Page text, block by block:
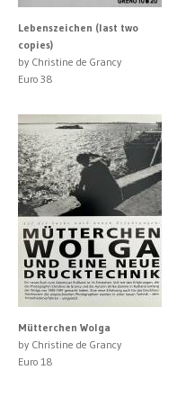
Lebenszeichen (last two
copies)
by Christine de Grancy
Euro 38
Mütterchen Wolga
by Christine de Grancy
Euro 18